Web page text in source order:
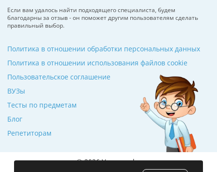
Если вам удалось найти подходящего специалиста, будем
благодарны за отзыв - он поможет другим пользователям сделать
правильный выбор.
ВУЗы
Тесты по предметам
Блог
Репетиторам
Политика в отношении обработки персональных данных
Политика в отношении использования файлов cookie
Пользовательское соглашение
© 2026 Училкин.by